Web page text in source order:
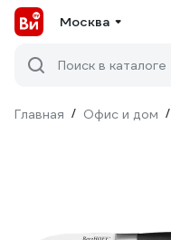
Москва
Поиск в каталоге
Главная / Офис и дом /